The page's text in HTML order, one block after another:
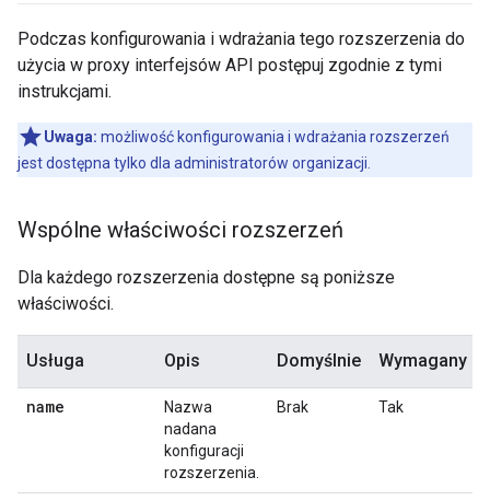
Podczas konfigurowania i wdrażania tego rozszerzenia do
użycia w proxy interfejsów API postępuj zgodnie z tymi
instrukcjami.
Uwaga: możliwość konfigurowania i wdrażania rozszerzeń
jest dostępna tylko dla administratorów organizacji.
Wspólne właściwości rozszerzeń
Dla każdego rozszerzenia dostępne są poniższe
właściwości.
Usługa Opis Domyślnie Wymagany
name
Nazwa
nadana
konfiguracji
rozszerzenia.
Brak Tak